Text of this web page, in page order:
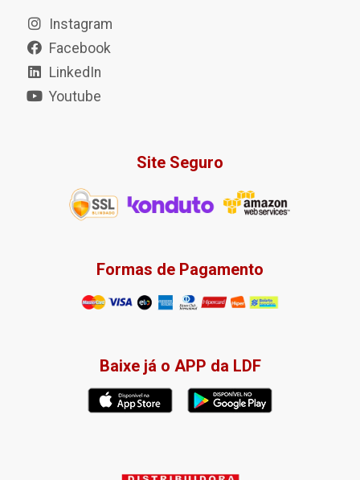
Instagram
Facebook
LinkedIn
Youtube
Site Seguro
Formas de Pagamento
Baixe já o APP da LDF